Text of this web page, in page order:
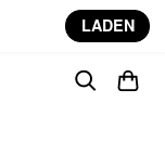
LADEN